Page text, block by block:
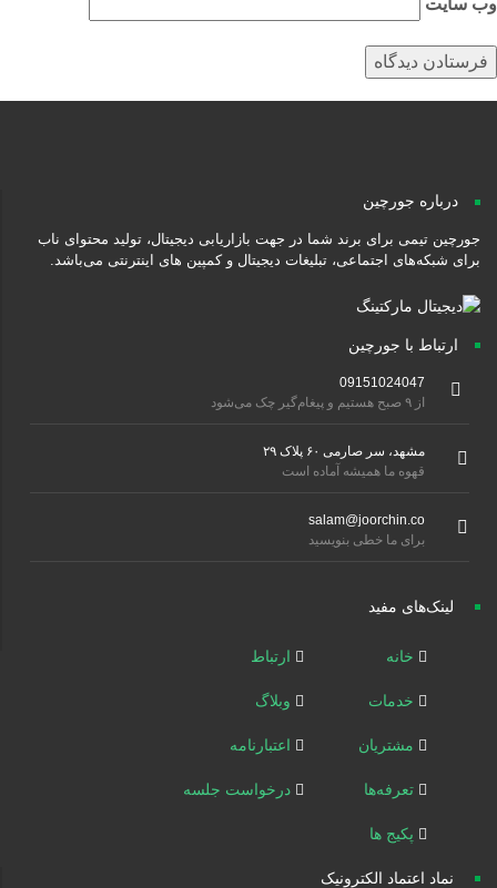
سایت
درباره جورچین
جورچین تیمی برای برند شما در جهت بازاریابی دیجیتال، تولید محتوای ناب
برای شبکه‌های اجتماعی، تبلیغات دیجیتال و کمپین های اینترنتی می‌باشد.
ارتباط با جورچین
09151024047
مشهد، سر صارمی ۶۰ پلاک ۲۹
قهوه ما همیشه آماده است
salam@joorchin.co
برای ما خطی بنویسید
لینک‌های مفید
خانه
خدمات
مشتریان
تعرفه‌ها
پکیج ها
ارتباط
وبلاگ
اعتبارنامه
درخواست جلسه
نماد اعتماد الکترونیک